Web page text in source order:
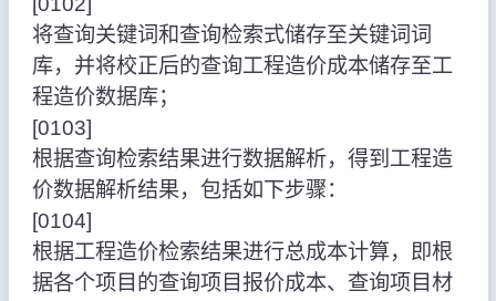
将查询关键词和查询检索式储存至关键词词
库，并将校正后的查询工程造价成本储存至工
程造价数据库；
[0103]
根据查询检索结果进行数据解析，得到工程造
价数据解析结果，包括如下步骤：
[0104]
根据工程造价检索结果进行总成本计算，即根
据各个项目的查询项目报价成本、查询项目材